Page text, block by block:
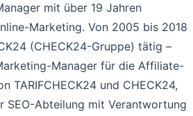
mit über 19 Jahren
Marketing. Von 2005 bis 2018
(CHECK24-Gruppe) tätig –
Manager für die Affiliate-
TARIFCHECK24 und CHECK24,
SEO-Abteilung mit Verantwortung